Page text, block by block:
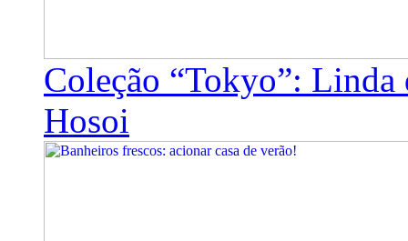
Coleção “Tokyo”:
Hosoi